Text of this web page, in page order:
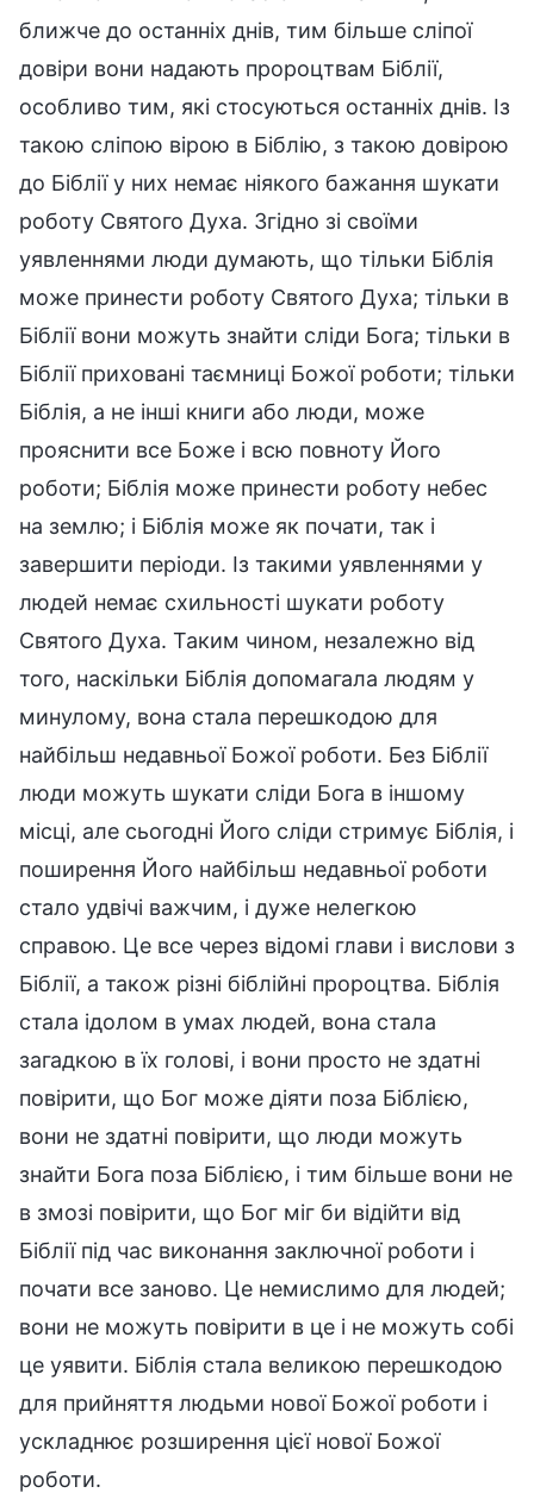
ближче до останніх днів, тим більше сліпої
довіри вони надають пророцтвам Біблії,
особливо тим, які стосуються останніх днів. Із
такою сліпою вірою в Біблію, з такою довірою
до Біблії у них немає ніякого бажання шукати
роботу Святого Духа. Згідно зі своїми
уявленнями люди думають, що тільки Біблія
може принести роботу Святого Духа; тільки в
Біблії вони можуть знайти сліди Бога; тільки в
Біблії приховані таємниці Божої роботи; тільки
Біблія, а не інші книги або люди, може
прояснити все Боже і всю повноту Його
роботи; Біблія може принести роботу небес
на землю; і Біблія може як почати, так і
завершити періоди. Із такими уявленнями у
людей немає схильності шукати роботу
Святого Духа. Таким чином, незалежно від
того, наскільки Біблія допомагала людям у
минулому, вона стала перешкодою для
найбільш недавньої Божої роботи. Без Біблії
люди можуть шукати сліди Бога в іншому
місці, але сьогодні Його сліди стримує Біблія, і
поширення Його найбільш недавньої роботи
стало удвічі важчим, і дуже нелегкою
справою. Це все через відомі глави і вислови з
Біблії, а також різні біблійні пророцтва. Біблія
стала ідолом в умах людей, вона стала
загадкою в їх голові, і вони просто не здатні
повірити, що Бог може діяти поза Біблією,
вони не здатні повірити, що люди можуть
знайти Бога поза Біблією, і тим більше вони не
в змозі повірити, що Бог міг би відійти від
Біблії під час виконання заключної роботи і
почати все заново. Це немислимо для людей;
вони не можуть повірити в це і не можуть собі
це уявити. Біблія стала великою перешкодою
для прийняття людьми нової Божої роботи і
ускладнює розширення цієї нової Божої
роботи.